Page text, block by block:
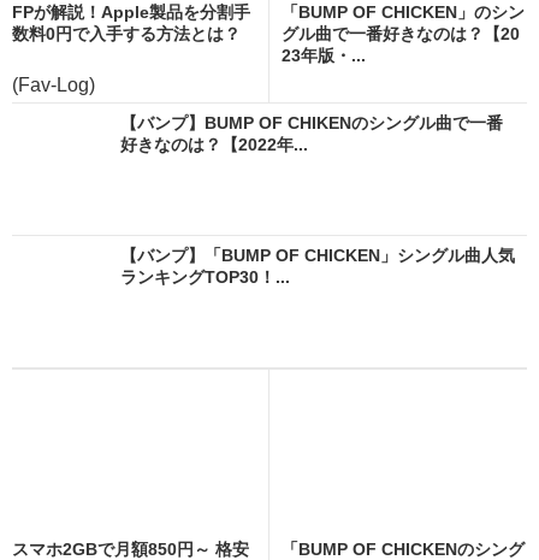
FPが解説！Apple製品を分割手
数料0円で入手する方法とは？
(Fav-Log)
「BUMP OF CHICKEN」のシン
グル曲で一番好きなのは？【20
23年版・...
【バンプ】BUMP OF CHIKENのシングル曲で一番
好きなのは？【2022年...
【バンプ】「BUMP OF CHICKEN」シングル曲人気
ランキングTOP30！...
スマホ2GBで月額850円～ 格安
「BUMP OF CHICKENのシング